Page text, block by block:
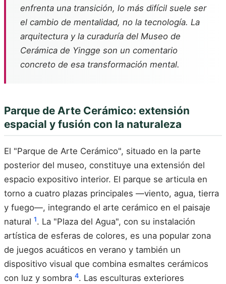
enfrenta una transición, lo más difícil suele ser
el cambio de mentalidad, no la tecnología. La
arquitectura y la curaduría del Museo de
Cerámica de Yingge son un comentario
concreto de esa transformación mental.
Parque de Arte Cerámico: extensión
espacial y fusión con la naturaleza
El "Parque de Arte Cerámico", situado en la parte
posterior del museo, constituye una extensión del
espacio expositivo interior. El parque se articula en
torno a cuatro plazas principales —viento, agua, tierra
y fuego—, integrando el arte cerámico en el paisaje
natural 1. La "Plaza del Agua", con su instalación
artística de esferas de colores, es una popular zona
de juegos acuáticos en verano y también un
dispositivo visual que combina esmaltes cerámicos
con luz y sombra 4. Las esculturas exteriores